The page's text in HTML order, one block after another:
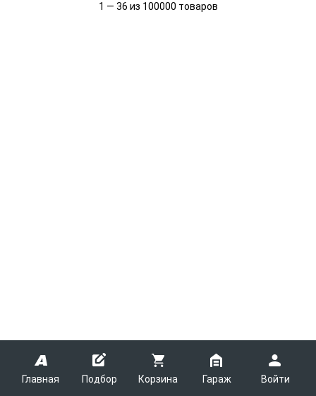
Главная Подбор Корзина Гараж Войти
1 — 36 из 100000 товаров